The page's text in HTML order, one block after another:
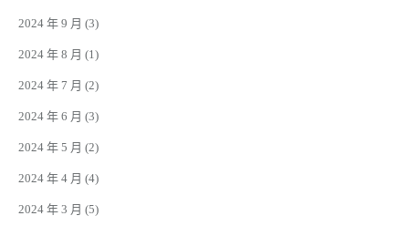
2024 年 9 月 (3)
2024 年 8 月 (1)
2024 年 7 月 (2)
2024 年 6 月 (3)
2024 年 5 月 (2)
2024 年 4 月 (4)
2024 年 3 月 (5)